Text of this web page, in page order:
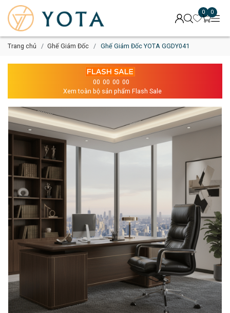
0 0
Trang chủ Ghế Giám Đốc Ghế Giám Đốc YOTA GGDY041
00 00 00 00
Xem toàn bộ sản phẩm Flash Sale